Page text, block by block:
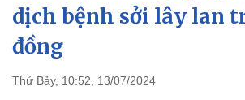
Đảng
Tổ chức nhân sự
Quốc hội
Nhận diện sự thật
Tin 24h
Dự báo
dịch bệnh sởi lây lan
đồng
Thứ Bảy, 10:52, 13/07/2024